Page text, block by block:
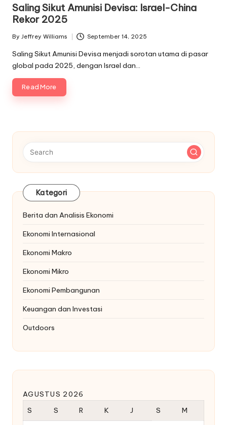
Saling Sikut Amunisi Devisa: Israel-China
Rekor 2025
Posted
by
By Jeffrey Williams September 14, 2025
Saling Sikut Amunisi Devisa menjadi sorotan utama di pasar
global pada 2025, dengan Israel dan…
Read More
Kategori
Berita dan Analisis Ekonomi
Ekonomi Internasional
Ekonomi Makro
Ekonomi Mikro
Ekonomi Pembangunan
Keuangan dan Investasi
Outdoors
AGUSTUS 2026
S
S R K J S M